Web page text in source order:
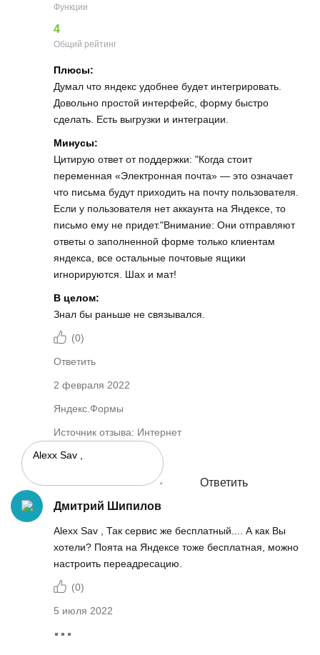
Функции
4
Общий рейтинг
Плюсы:
Думал что яндекс удобнее будет интегрировать.
Довольно простой интерфейс, форму быстро
сделать. Есть выгрузки и интеграции.
Минусы:
Цитирую ответ от поддержки: "Когда стоит
переменная «Электронная почта» — это означает
что письма будут приходить на почту пользователя.
Если у пользователя нет аккаунта на Яндексе, то
письмо ему не придет."Внимание: Они отправляют
ответы о заполненной форме только клиентам
яндекса, все остальные почтовые ящики
игнорируются. Шах и мат!
В целом:
Знал бы раньше не связывался.
(0)
Ответить
2 февраля 2022
Яндекс.Формы
Источник отзыва: Интернет
Ответить
Дмитрий Шипилов
Alexx Sav , Так сервис же бесплатный.... А как Вы
хотели? Поята на Яндексе тоже бесплатная, можно
настроить переадресацию.
(0)
5 июля 2022